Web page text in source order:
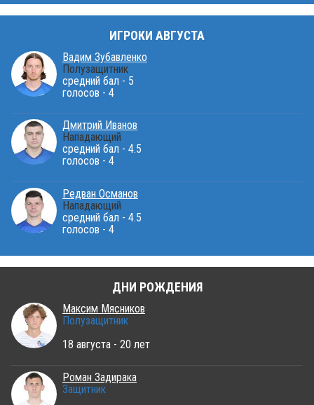
ИГРОКИ АВГУСТА
Вадим Зубавленко
Полузащитник
средний бал - 5
голосов - 4
Дмитрий Иванов
Нападающий
средний бал - 4.5
голосов - 4
Редван Османов
Нападающий
средний бал - 4.5
голосов - 4
ДНИ РОЖДЕНИЯ
Максим Мясников
Полузащитник
18 августа - 20 лет
Роман Задирака
Защитник